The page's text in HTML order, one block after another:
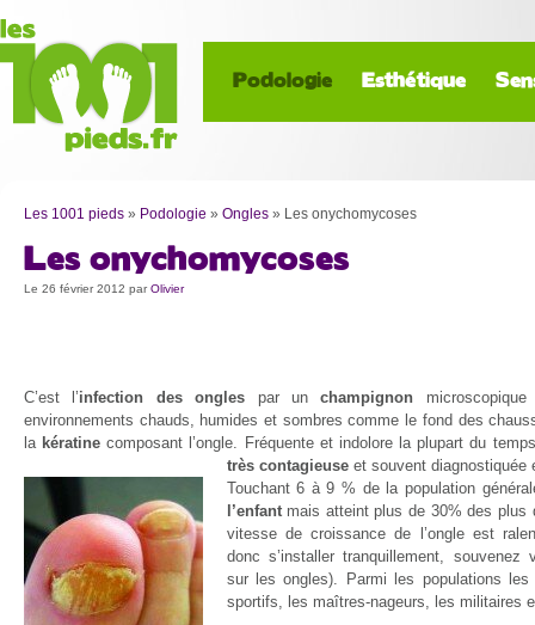
Podologie Esthétique
Les 1001 pieds » Podologie » Ongles » Les onychomycoses
Les onychomycoses
Le 26 février 2012 parOlivier
C’est l’infection des ongles par unchampignon
environnements chauds, humides et sombres comme le fond des
la kératine composant l’ongle. Fréquente et indolore la plupart du
très contagieuseet souvent diagnostiquée
Touchant 6 à 9 % de la population
l’enfantmais atteint plus de 30% des plus
vitesse de croissance de l’ongle est
donc s’installer tranquillement,
sur les ongles). Parmi les populations
sportifs, les maîtres-nageurs, les militaires